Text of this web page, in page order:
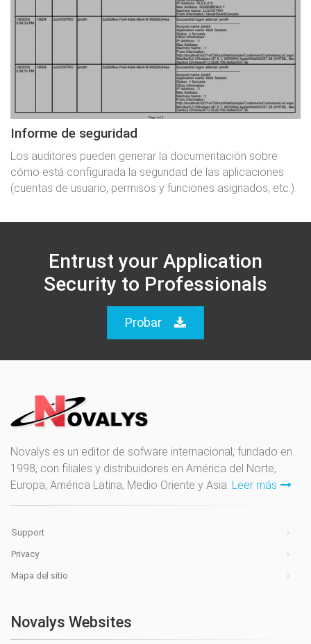
Informe de seguridad
Los auditores pueden generar la documentación sobre
cómo está configurada la seguridad de las aplicaciones
(cuentas de usuario, permisos y funciones asignados, etc.).
Entrust your Application
Security to Professionals
Probar
Novalys es un editor de sofware internacional, fundado en
1998, con filiales y distribuidores en América del Norte,
Europa, América Latina, Medio Oriente y Asia. Leer más
Support
Privacy
Mapa del sitio
Novalys Websites